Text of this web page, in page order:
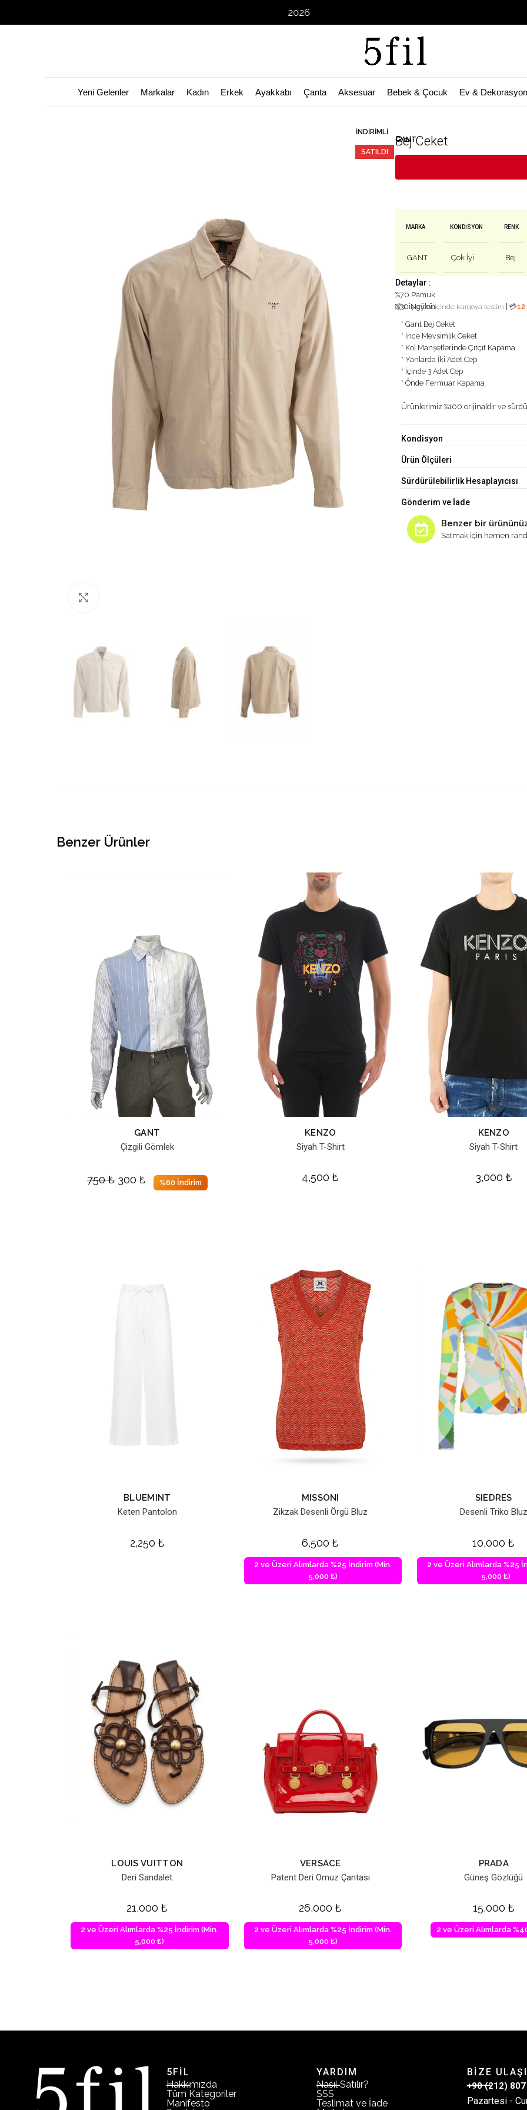
Yeni Gelenler Markalar Kadın Erkek Ayakkabı Çanta Aksesuar Bebek & Çocuk Ev & Dekorasyon
İNDIRIMLI
SATILDI
GANT
Bej Ceket
MARKA
GANT
KONDISYON
Çok İyi
RENK
Bej
Detaylar :
%70 Pamuk
%30 Naylon
📦1 iş günüiçinde kargoya teslim 💳12
* Gant Bej Ceket
* İnce Mevsimlik Ceket
* Kol Manşetlerinde Çıtçıt Kapama
* Yanlarda İki Adet Cep
* İçinde 3 Adet Cep
* Önde Fermuar Kapama
Ürünlerimiz %100 orijinaldir ve
Kondisyon
Ürün Ölçüleri
Sürdürülebilirlik Hesaplayıcısı
Gönderim ve İade
Benzer bir
Satmak için hemen
Benzer Ürünler
GANT
Çizgili Gömlek
750₺ 300 ₺ %60 İndirim
KENZO
Siyah T-Shirt
4,500₺
KENZO
Siyah T-Shirt
3,000 ₺
BLUEMINT
Keten Pantolon
2,250 ₺
MISSONI
Zikzak Desenli Örgü Bluz
6,500₺
2 ve Üzeri Alımlarda %25 İndirim (Min.
5,000 ₺)
SIEDRES
Desenli Triko Bluz
10,000₺
2 ve Üzeri Alımlarda %25
5,000 ₺)
LOUIS VUITTON
Deri Sandalet
21,000₺
2 ve Üzeri Alımlarda %25 İndirim (Min.
5,000 ₺)
VERSACE
Patent Deri Omuz Çantası
26,000₺
2 ve Üzeri Alımlarda %25 İndirim (Min.
5,000 ₺)
PRADA
Güneş Gözlüğü
15,000 ₺
2 ve Üzeri Alımlarda
5FİL
Hakkımızda
Tüm Kategoriler
Manifesto
YARDIM
Nasıl Satılır?
SSS
Teslimat ve İade
BİZE
+90 (212)
Pazartesi -